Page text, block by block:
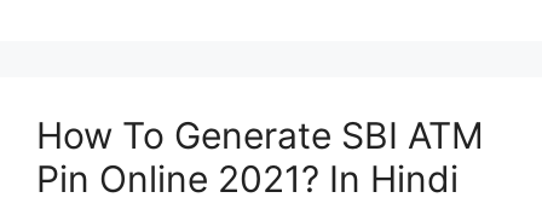
How To Generate SBI ATM
Pin Online 2021? In Hindi